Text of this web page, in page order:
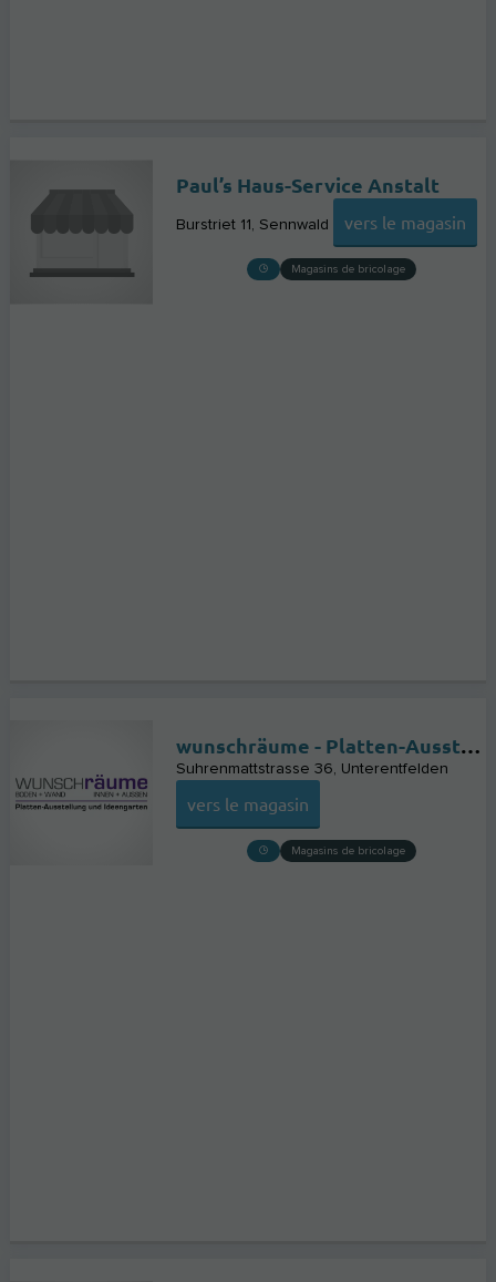
Paul’s Haus-Service Anstalt
Burstriet 11 Sennwald vers le magasin
Magasins de bricolage
wunschräume - Platten-Ausstellung und Ideengarten - aktuelle Boden- und Wandplatten für Innen und Aussen in der Region Aarau
Suhrenmattstrasse 36 Unterentfelden
vers le magasin
Magasins de bricolage